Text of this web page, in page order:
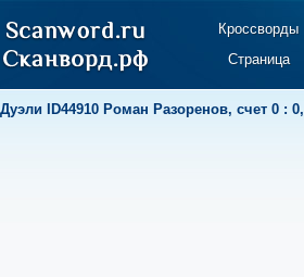
Кроссворды
Страница
Дуэли ID44910 Роман Разоренов, счет 0 : 0,